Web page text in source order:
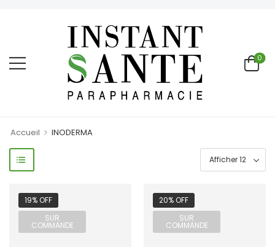
0
Accueil > INODERMA
19% OFF
SUR
COMMANDE
20% OFF
SUR
COMMANDE